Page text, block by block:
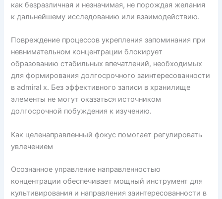
как безразличная и незначимая, не порождая желания
к дальнейшему исследованию или взаимодействию.
Повреждение процессов укрепления запоминания при
невнимательном концентрации блокирует
образованию стабильных впечатлений, необходимых
для формирования долгосрочного заинтересованности
в admiral x. Без эффективного записи в хранилище
элементы не могут оказаться источником
долгосрочной побуждения к изучению.
Как целенаправленный фокус помогает регулировать
увлечением
Осознанное управление направленностью
концентрации обеспечивает мощный инструмент для
культивирования и направления заинтересованности в